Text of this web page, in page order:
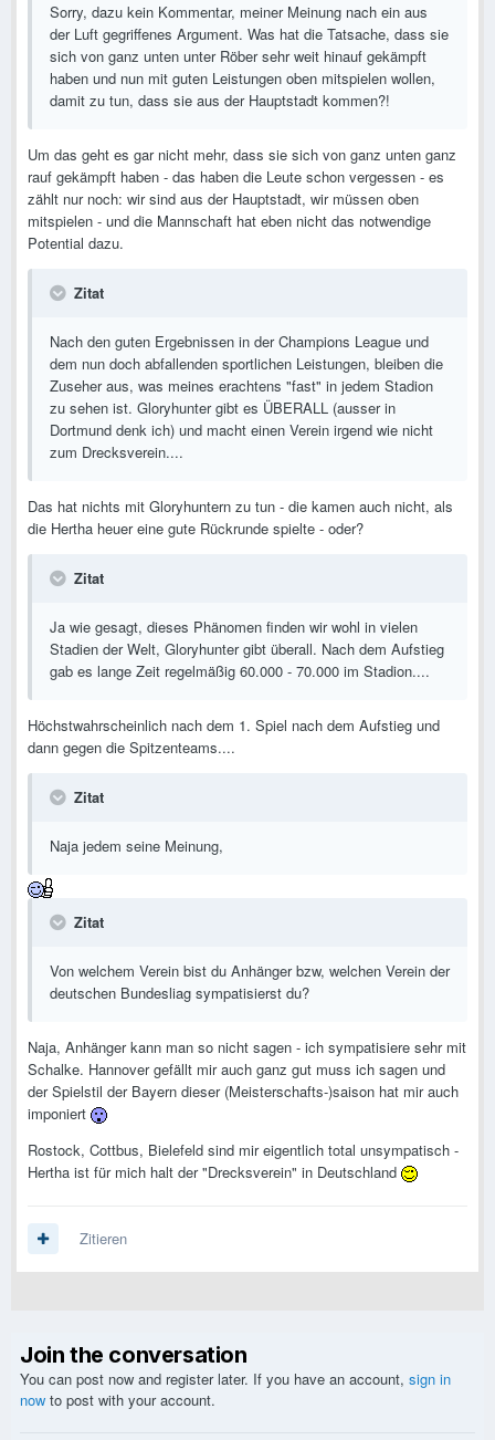
Sorry, dazu kein Kommentar, meiner Meinung nach ein aus
der Luft gegriffenes Argument. Was hat die Tatsache, dass sie
sich von ganz unten unter Röber sehr weit hinauf gekämpft
haben und nun mit guten Leistungen oben mitspielen wollen,
damit zu tun, dass sie aus der Hauptstadt kommen?!
Um das geht es gar nicht mehr, dass sie sich von ganz unten ganz
rauf gekämpft haben - das haben die Leute schon vergessen - es
zählt nur noch: wir sind aus der Hauptstadt, wir müssen oben
mitspielen - und die Mannschaft hat eben nicht das notwendige
Potential dazu.
Zitat
Nach den guten Ergebnissen in der Champions League und
dem nun doch abfallenden sportlichen Leistungen, bleiben die
Zuseher aus, was meines erachtens "fast" in jedem Stadion
zu sehen ist. Gloryhunter gibt es ÜBERALL (ausser in
Dortmund denk ich) und macht einen Verein irgend wie nicht
zum Drecksverein....
Das hat nichts mit Gloryhuntern zu tun - die kamen auch nicht, als
die Hertha heuer eine gute Rückrunde spielte - oder?
Zitat
Ja wie gesagt, dieses Phänomen finden wir wohl in vielen
Stadien der Welt, Gloryhunter gibt überall. Nach dem Aufstieg
gab es lange Zeit regelmäßig 60.000 - 70.000 im Stadion....
Höchstwahrscheinlich nach dem 1. Spiel nach dem Aufstieg und
dann gegen die Spitzenteams....
Zitat
Naja jedem seine Meinung,
Zitat
Von welchem Verein bist du Anhänger bzw, welchen Verein der
deutschen Bundesliag sympatisierst du?
Naja, Anhänger kann man so nicht sagen - ich sympatisiere sehr mit
Schalke. Hannover gefällt mir auch ganz gut muss ich sagen und
der Spielstil der Bayern dieser (Meisterschafts-)saison hat mir auch
imponiert
Rostock, Cottbus, Bielefeld sind mir eigentlich total unsympatisch -
Hertha ist für mich halt der "Drecksverein" in Deutschland
Zitieren
Join the conversation
You can post now and register later. If you have an account, sign in
now to post with your account.